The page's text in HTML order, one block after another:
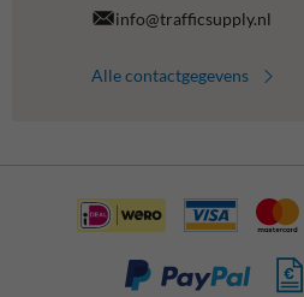
info@trafficsupply.nl
Alle contactgegevens